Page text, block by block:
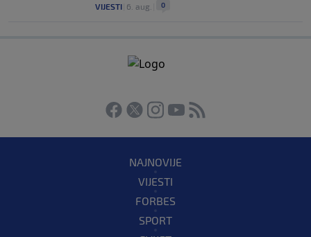
VIJESTI 6. aug. 0
NAJNOVIJE
VIJESTI
FORBES
SPORT